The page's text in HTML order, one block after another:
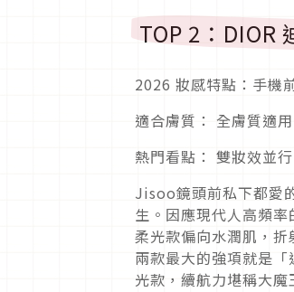
TOP 2：DIOR
2026 妝感特點：手機
適合膚質： 全膚質適
熱門看點： 雙妝效並
Jisoo鏡頭前私下都愛
生。因應現代人高頻
柔光款偏向水潤肌，
兩款最大的強項就是
光款，續航力堪稱大魔